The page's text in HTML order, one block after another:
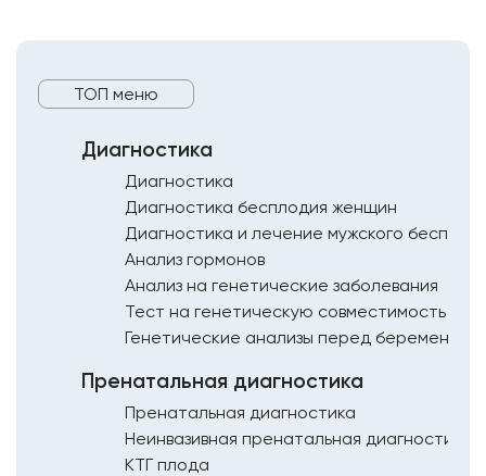
ТОП меню
Диагностика
Диагностика
Диагностика бесплодия женщин
Диагностика и лечение мужского
Анализ гормонов
Анализ на генетические заболевания
Тест на генетическую совместимость
Генетические анализы перед
Пренатальная диагностика
Пренатальная диагностика
Неинвазивная пренатальная диагностика
КТГ плода